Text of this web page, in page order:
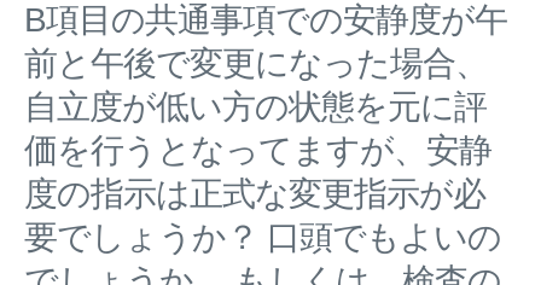
B項目の共通事項での安静度が午
前と午後で変更になった場合、
自立度が低い方の状態を元に評
価を行うとなってますが、安静
度の指示は正式な変更指示が必
要でしょうか？ 口頭でもよいの